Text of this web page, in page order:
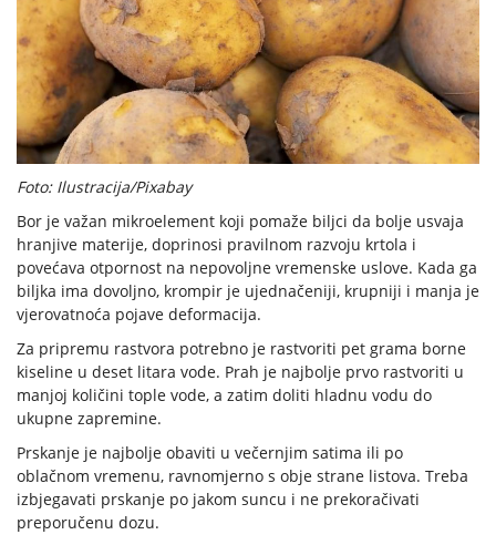
Foto: Ilustracija/Pixabay
Bor je važan mikroelement koji pomaže biljci da bolje usvaja
hranjive materije, doprinosi pravilnom razvoju krtola i
povećava otpornost na nepovoljne vremenske uslove. Kada ga
biljka ima dovoljno, krompir je ujednačeniji, krupniji i manja je
vjerovatnoća pojave deformacija.
Za pripremu rastvora potrebno je rastvoriti pet grama borne
kiseline u deset litara vode. Prah je najbolje prvo rastvoriti u
manjoj količini tople vode, a zatim doliti hladnu vodu do
ukupne zapremine.
Prskanje je najbolje obaviti u večernjim satima ili po
oblačnom vremenu, ravnomjerno s obje strane listova. Treba
izbjegavati prskanje po jakom suncu i ne prekoračivati
preporučenu dozu.